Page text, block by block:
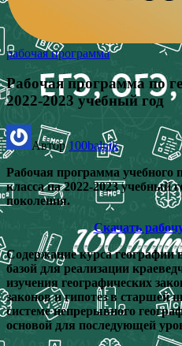
рабочая программа
Рабочая программа по
2022-2023 учебный год
Автор100balnik
Рабочая программа учебного
класса на 2022-2023
поколения.
Скачать
Содержание курса географии
базой для реализации
изучения географических
законов и гипотез в старшей
системе непрерывного
основой для последующей